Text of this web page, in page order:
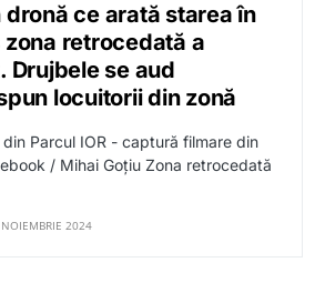
dronă ce arată starea în
retrocedată a
Drujbele se aud
locuitorii din zonă
Parcul IOR - captură filmare din
/ Mihai Goțiu Zona retrocedată
2024